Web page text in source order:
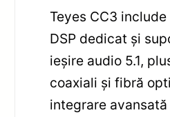
Teyes CC3
DSP dedicat și
ieșire audio 5.1,
coaxiali și fibră
integrare avansată